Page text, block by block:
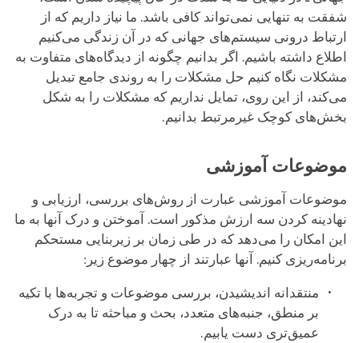
شفقت به تنهایی نمی‌تواند کافی باشد. ما نیاز داریم که از
ارتباط درونی سیستم‌های جهانی که در آن زندگی می‌کنیم
اطلاع داشته باشیم. اگر بدانیم چگونه از دیدگاه‌های متفاوت به
مشکلات نگاه کنیم حل مشکلات را به روندی جامع تبدیل
می‌کند، از این روی، تمایل نداریم که مشکلات را به شکل
بخش‌های کوچک غیرمرتبط بدانیم.
موضوعات آموزشی
موضوعات آموزشی عبارت از روش‌های بررسی، ارزیابی و
نهادینه کردن سه ارزش مذکور است. آموختن و درک آنها به ما
این امکان را می‌دهد که در طی زمان بر زیربنایی مستحکم
برنامه‌ریزی کنیم. آنها عبارتند از چهار موضوع زیر:
منتقدانه اندیشیدن، بررسی موضوعات و تجربه‌ها با تکیه
بر منطق، جنبه‌های متعدد، بحث و مباحثه تا به درک
عمیق‌تری دست یابیم.